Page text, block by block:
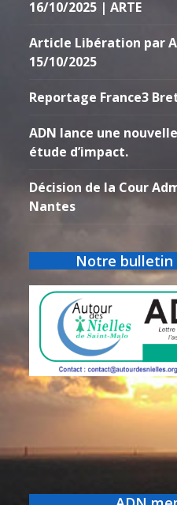
16/10/2025 | ARTE
Article Libération par
15/10/2025
Reportage France3
ADN lance une
étude d’impact.
Décision de la Cour
Nantes
Notre bulletin